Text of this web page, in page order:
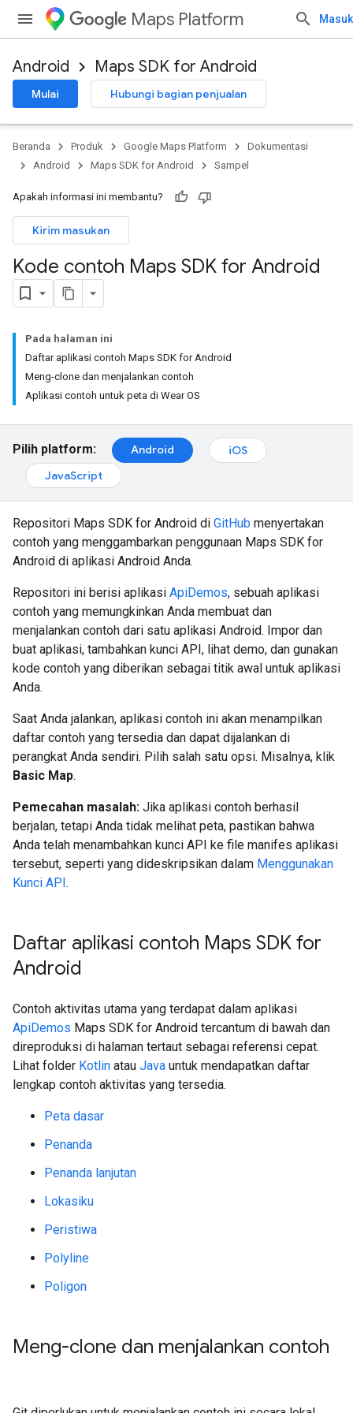
Maps Platform Masuk
Android Maps SDK for Android
Mulai Hubungi bagian penjualan
Beranda Produk Google Maps Platform
Dokumentasi
Android
Maps SDK for Android Sampel
Apakah informasi ini membantu?
Kirim masukan
Kode contoh Maps SDK for Android
Pada halaman ini
Daftar aplikasi contoh Maps SDK for Android
Meng-clone dan menjalankan contoh
Aplikasi contoh untuk peta di Wear OS
Pilih platform: Android
iOS
JavaScript
Repositori Maps SDK for Android di GitHub menyertakan
contoh yang menggambarkan penggunaan Maps SDK for
Android di aplikasi Android Anda.
Repositori ini berisi aplikasi ApiDemos, sebuah aplikasi
contoh yang memungkinkan Anda membuat dan
menjalankan contoh dari satu aplikasi Android. Impor dan
buat aplikasi, tambahkan kunci API, lihat demo, dan gunakan
kode contoh yang diberikan sebagai titik awal untuk aplikasi
Anda.
Saat Anda jalankan, aplikasi contoh ini akan menampilkan
daftar contoh yang tersedia dan dapat dijalankan di
perangkat Anda sendiri. Pilih salah satu opsi. Misalnya, klik
Basic Map.
Pemecahan masalah: Jika aplikasi contoh berhasil
berjalan, tetapi Anda tidak melihat peta, pastikan bahwa
Anda telah menambahkan kunci API ke file manifes aplikasi
tersebut, seperti yang dideskripsikan dalam Menggunakan
Kunci API.
Daftar aplikasi contoh Maps SDK for
Android
Contoh aktivitas utama yang terdapat dalam aplikasi
ApiDemos Maps SDK for Android tercantum di bawah dan
direproduksi di halaman tertaut sebagai referensi cepat.
Lihat folder Kotlin atau Java untuk mendapatkan daftar
lengkap contoh aktivitas yang tersedia.
Peta dasar
Penanda
Penanda lanjutan
Lokasiku
Peristiwa
Polyline
Poligon
Meng-clone dan menjalankan contoh